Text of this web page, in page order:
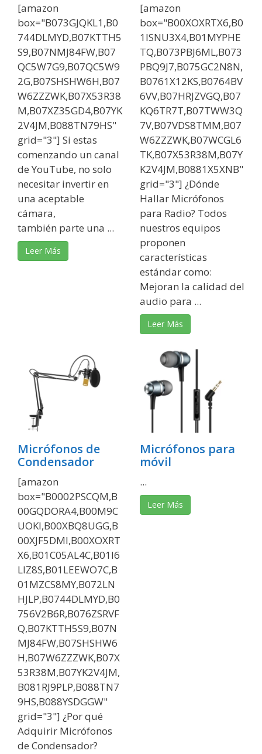
[amazon
box="B073GJQKL1,B0
744DLMYD,B07KTTH5
S9,B07NMJ84FW,B07
QC5W7G9,B07QC5W9
2G,B07SHSHW6H,B07
W6ZZZWK,B07X53R38
M,B07XZ35GD4,B07YK
2V4JM,B088TN79HS"
grid="3"] Si estas
comenzando un canal
de YouTube, no solo
necesitar invertir en
una aceptable
cámara,
también parte una ...
Leer Más
[amazon
box="B00XOXRTX6,B0
1ISNU3X4,B01MYPHE
TQ,B073PBJ6ML,B073
PBQ9J7,B075GC2N8N,
B0761X12KS,B0764BV
6VV,B07HRJZVGQ,B07
KQ6TR7T,B07TWW3Q
7V,B07VDS8TMM,B07
W6ZZZWK,B07WCGL6
TK,B07X53R38M,B07Y
K2V4JM,B0881X5XNB"
grid="3"] ¿Dónde
Hallar Micrófonos
para Radio? Todos
nuestros equipos
proponen
características
estándar como:
Mejoran la calidad del
audio para ...
Leer Más
Micrófonos de
Condensador
[amazon
box="B0002PSCQM,B
00GQDORA4,B00M9C
UOKI,B00XBQ8UGG,B
00XJF5DMI,B00XOXRT
X6,B01C05AL4C,B01I6
LIZ8S,B01LEEWO7C,B
01MZCS8MY,B072LN
HJLP,B0744DLMYD,B0
756V2B6R,B076ZSRVF
Q,B07KTTH5S9,B07N
MJ84FW,B07SHSHW6
H,B07W6ZZZWK,B07X
53R38M,B07YK2V4JM,
B081RJ9PLP,B088TN7
9HS,B088YSDGGW"
grid="3"] ¿Por qué
Adquirir Micrófonos
de Condensador?
Micrófonos para
móvil
...
Leer Más